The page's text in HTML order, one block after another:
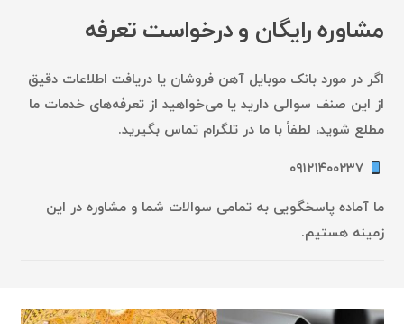
مشاوره رایگان و درخواست تعرفه
اگر در موردبانک موبایل آهن فروشان یادریافت اطلاعات دقیق
از این صنف سوالی دارید یا می‌خواهید از تعرفه‌های خدمات ما
مطلع شوید، لطفاً با ما درتلگرام تماس بگیرید.
۰۹۱۲۱۴۰۰۲۳۷
ما آماده پاسخگویی به تمامی سوالات شما و مشاوره در این
زمینه هستیم.